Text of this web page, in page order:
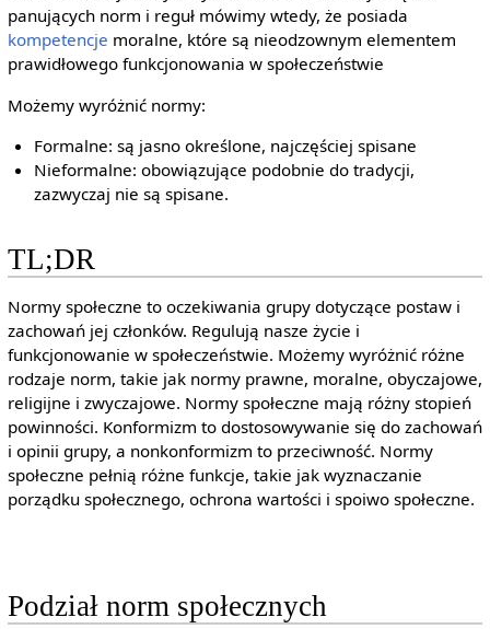
panujących norm i reguł mówimy wtedy, że posiada
kompetencje moralne, które są nieodzownym elementem
prawidłowego funkcjonowania w społeczeństwie
Możemy wyróżnić normy:
Formalne: są jasno określone, najczęściej spisane
Nieformalne: obowiązujące podobnie do tradycji,
zazwyczaj nie są spisane.
TL;DR
Normy społeczne to oczekiwania grupy dotyczące postaw i
zachowań jej członków. Regulują nasze życie i
funkcjonowanie w społeczeństwie. Możemy wyróżnić różne
rodzaje norm, takie jak normy prawne, moralne, obyczajowe,
religijne i zwyczajowe. Normy społeczne mają różny stopień
powinności. Konformizm to dostosowywanie się do zachowań
i opinii grupy, a nonkonformizm to przeciwność. Normy
społeczne pełnią różne funkcje, takie jak wyznaczanie
porządku społecznego, ochrona wartości i spoiwo społeczne.
Podział norm społecznych